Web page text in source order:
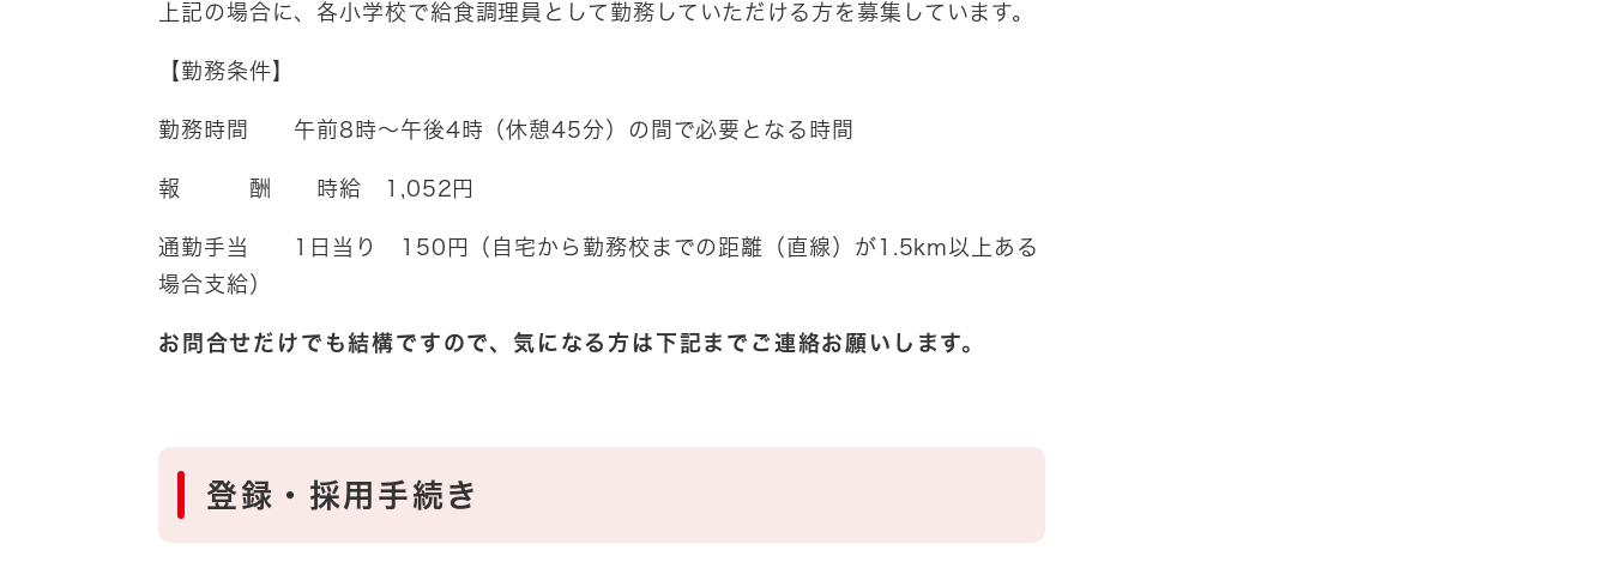
上記の場合に、各小学校で給食調理員として勤務していただける方を募集しています。
【勤務条件】
勤務時間 午前8時～午後4時（休憩45分）の間で必要となる時間
報 酬 時給 1,052円
通勤手当 1日当り 150円（自宅から勤務校までの距離（直線）が1.5km以上ある
場合支給）
お問合せだけでも結構ですので、気になる方は下記までご連絡お願いします。
登録・採用手続き